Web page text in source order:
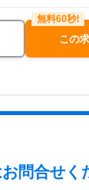
この
問合せく